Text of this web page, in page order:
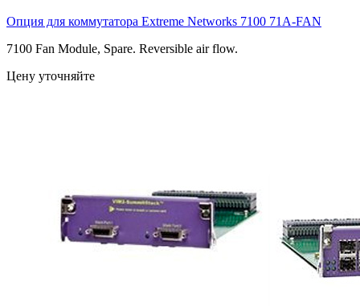
Опция для коммутатора Extreme Networks 7100 71A-FAN
7100 Fan Module, Spare. Reversible air flow.
Цену уточняйте